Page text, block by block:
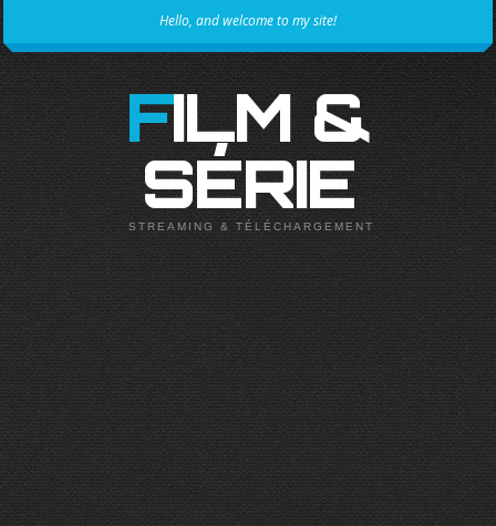
Hello, and welcome to my site!
FILM &
SÉRIE
STREAMING & TÉLÉCHARGEMENT